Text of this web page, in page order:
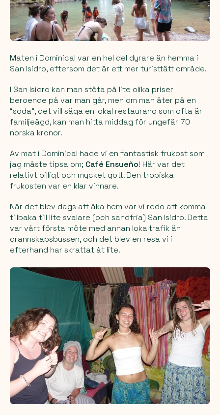
Maten i Dominical var en hel del dyrare än hemma i
San Isidro, eftersom det är ett mer turisttätt område.
I San Isidro kan man stöta på lite olika priser
beroende på var man går, men om man äter på en
“soda”, det vill säga en lokal restaurang som ofta är
familjeägd, kan man hitta middag för ungefär 70
norska kronor.
Av mat i Dominical hade vi en fantastisk frukost som
jag måste tipsa om; Café Ensueño! Här var det
relativt billigt och mycket gott. Den tropiska
frukosten var en klar vinnare.
När det blev dags att åka hem var vi redo att komma
tillbaka till lite svalare (och sandfria) San Isidro. Detta
var vårt första möte med annan lokaltrafik än
grannskapsbussen, och det blev en resa vi i
efterhand har skrattat åt lite.